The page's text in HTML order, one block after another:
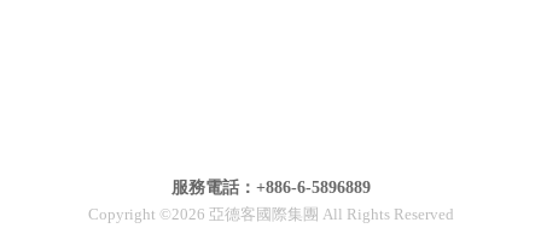
服務電話：+886-6-5896889
Copyright ©2026 亞德客國際集團 All Rights Reserved